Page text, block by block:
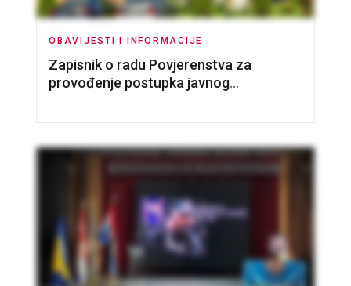
OBAVIJESTI I INFORMACIJE
Zapisnik o radu Povjerenstva za
provođenje postupka javnog